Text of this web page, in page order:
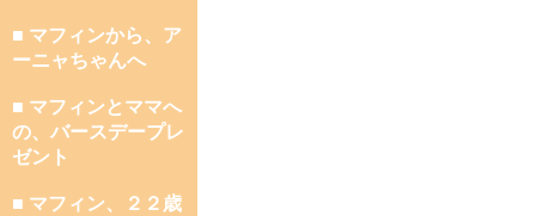
■ マフィンから、ア
ーニャちゃんへ
■ マフィンとママへ
の、バースデープレ
ゼント
■ マフィン、２２歳